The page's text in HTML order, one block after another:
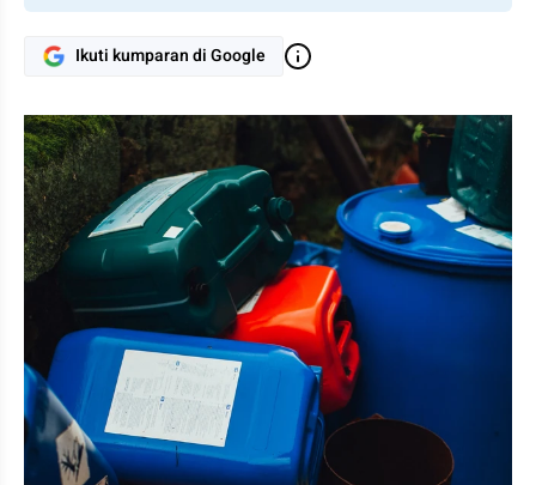
Ikuti kumparan di Google